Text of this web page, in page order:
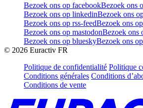
Bezoek ons op facebookBezoek ons
Bezoek ons op linkedinBezoek ons
Bezoek ons op rss-feedBezoek ons
Bezoek ons op mastodonBezoek ons
Bezoek ons op blueskyBezoek ons
© 2026 Euractiv FR
Politique de confidentialité Politique
Conditions générales Conditions
Conditions de vente